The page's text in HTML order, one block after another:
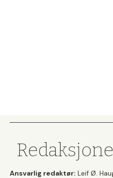
Ansvarlig redaktør: Leif Ø.